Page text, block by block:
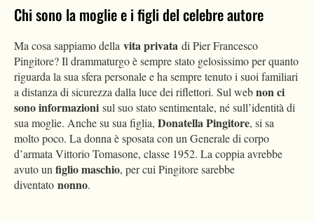
Chi sono la moglie e i figli del celebre autore
Ma cosa sappiamo della vita privata di Pier Francesco
Pingitore? Il drammaturgo è sempre stato gelosissimo per quanto
riguarda la sua sfera personale e ha sempre tenuto i suoi familiari
a distanza di sicurezza dalla luce dei riflettori. Sul webnon ci
sono informazioni sul suo stato sentimentale, né sull’identità di
sua moglie. Anche su sua figlia, Donatella Pingitore, si sa
molto poco. La donna è sposata con un Generale di corpo
d’armata Vittorio Tomasone, classe 1952. La coppia avrebbe
avuto unfiglio maschio, per cui Pingitore sarebbe
diventato nonno.